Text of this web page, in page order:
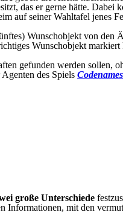
das er gerne hätte.
auf seiner Wahltafel jenes
Wunschobjekt von
Wunschobjekt markiert
gefunden werden sollen,
des Spiels Codenames
große Unterschiede
Informationen, mit den